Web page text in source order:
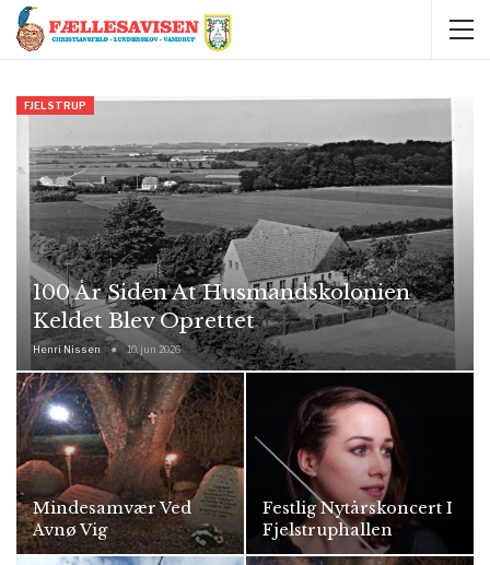
FJELSTRUP
100 År Siden At Husmandskolonien
Keldet Blev Oprettet
Henri Nissen 10. jun 2026
Mindesamvær Ved
Avnø Vig
Festlig Nytårskoncert I
Fjelstruphallen